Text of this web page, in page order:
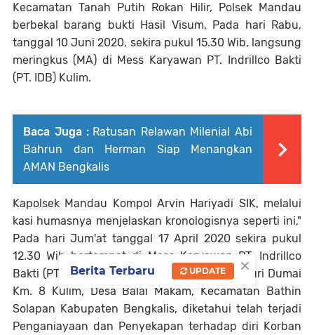
Kecamatan Tanah Putih Rokan Hilir, Polsek Mandau
berbekal barang bukti Hasil Visum, Pada hari Rabu,
tanggal 10 Juni 2020, sekira pukul 15.30 Wib, langsung
meringkus (MA) di Mess Karyawan PT. Indrillco Bakti
(PT. IDB) Kulim.
Baca Juga : Ratusan Relawan Milenial Abi
Bahrun dan Herman Siap Menangkan
AMAN Bengkalis
Kapolsek Mandau Kompol Arvin Hariyadi SIK, melalui
kasi humasnya menjelaskan kronologisnya seperti ini,"
Pada hari Jum'at tanggal 17 April 2020 sekira pukul
12.30 Wib bertempat di Mess Karyawan PT. Indrillco
Bakti (PT. IDB) yang beralamat di JI. Lintas Duri Dumai
Km. 8 Kulim, Desa Balai Makam, Kecamatan Bathin
Solapan Kabupaten Bengkalis, diketahui telah terjadi
Penganiayaan dan Penyekapan terhadap diri Korban
×
Berita Terbaru UPDATE